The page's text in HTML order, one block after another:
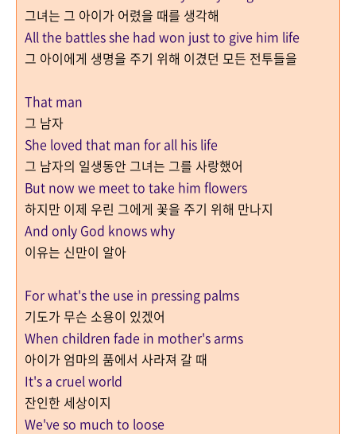
그녀는 그 아이가 어렸을 때를 생각해
All the battles she had won just to give him life
그 아이에게 생명을 주기 위해 이겼던 모든 전투들을
That man
그 남자
She loved that man for all his life
그 남자의 일생동안 그녀는 그를 사랑했어
But now we meet to take him flowers
하지만 이제 우린 그에게 꽃을 주기 위해 만나지
And only God knows why
이유는 신만이 알아
For what's the use in pressing palms
기도가 무슨 소용이 있겠어
When children fade in mother's arms
아이가 엄마의 품에서 사라져 갈 때
It's a cruel world
잔인한 세상이지
We've so much to loose